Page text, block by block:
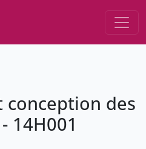
conception des
14H001